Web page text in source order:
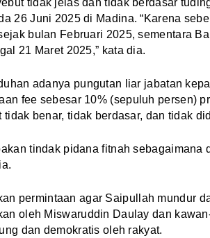
tidak jelas dan tidak berdasar
26 Juni 2025 di Madina. “Karena
bulan Februari 2025, sementara
21 Maret 2025,” kata dia.
adanya pungutan liar jabatan
fee sebesar 10% (sepuluh persen)
tidak benar, tidak berdasar, dan tidak
tindak pidana fitnah
permintaan agar Saipullah mundur
oleh Miswaruddin Daulay dan
dan demokratis oleh rakyat.